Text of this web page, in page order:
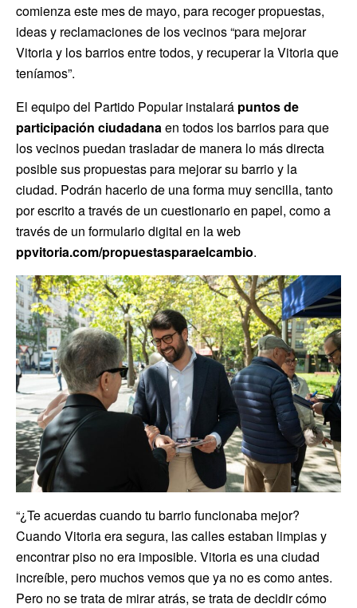
comienza este mes de mayo, para recoger propuestas,
ideas y reclamaciones de los vecinos “para mejorar
Vitoria y los barrios entre todos, y recuperar la Vitoria que
teníamos”.
El equipo del Partido Popular instalará puntos de
participación ciudadanaen todos los barrios para que
los vecinos puedan trasladar de manera lo más directa
posible sus propuestas para mejorar su barrio y la
ciudad. Podrán hacerlo de una forma muy sencilla, tanto
por escrito a través de un cuestionario en papel, como a
través de un formulario digital en la web
ppvitoria.com/propuestasparaelcambio.
“¿Te acuerdas cuando tu barrio funcionaba mejor?
Cuando Vitoria era segura, las calles estaban limpias y
encontrar piso no era imposible. Vitoria es una ciudad
increíble, pero muchos vemos que ya no es como antes.
Pero no se trata de mirar atrás, se trata de decidir cómo